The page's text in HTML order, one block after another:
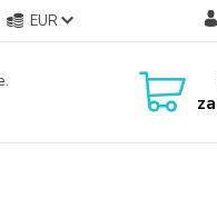
EUR
za